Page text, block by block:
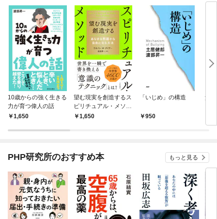
10歳からの強く生きる
力が育つ偉人の話
1,650
望む現実を創造するス
ピリチュアル・メソッ
ド1,650
「いじめ」の構造
950
父
PHP研究所のおすすめ本 もっと見る